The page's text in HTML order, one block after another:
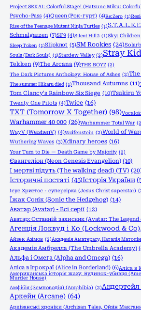
Project SEKAI: Colorful Stage! (Hatsune Miku:
Psycho-Pass (4)Queen (Рок-гурт) (4)Re:Zero (1)
Rise of the Teenage Mutant Ninja Turtles (1)
Schmalgauzen (7)SF9 (4)Silent Hill 2 (1)Sky:
Sleep Token (1)Slipknot (5)SM Rookies (24)
Souls (Dark Souls) (1)Stardew Valley (2)Stray
Tekken (9)The Arcana (9)THE BOYZ (2)
The Dark Pictures Anthology: House of Ashes (2)The
The summer Hikaru died (1)Thousand Autumns (11)
Tom Clancy's Rainbow Six Siege (10)Tsukiru
Twenty One Pilots (4)Twice (16)
TXT (Tomorrow X Together) (98)
Warhammer 40 000 (26)Warhammer Total War
WayV (WeishenV) (4)Wolfenstein (2)World of
Wuthering Waves (3)Xdinary heroes (16)
Your Turn to Die — Death Game by Majority (2)
Євангеліон (Neon Genesis Evangelion) (10)
І мертві підуть (The walking dead) (TV)
Історичні постаті (45)Історія України
Ісус Христос - суперзірка (Jesus Christ superstar)
Їжак Сонік (Sonic the Hedgehog) (14)
Аватар (Avatar) - Всі серії (12)
Аватар: Останній захисник (Avatar: The Legend
Агенція Локвуд і Кo (Lockwood &
Айзек Азімов (2)Академія Аматерасу, Наталія
Академія Амбрелла (The Umbrella Academy)
Альфа і Омега (Alpha and Omega) (16)
Аліса в Ігрокраї (Alice in Borderland) (6)Аліса в
Американська історія жаху: Будинок-убивця
Murder House)
Амфібія (Земноводія) (Amphibia) (2)
Аркейн (Arcane) (64)
Аркізанські хроніки (Archisan Tales, Ойзін